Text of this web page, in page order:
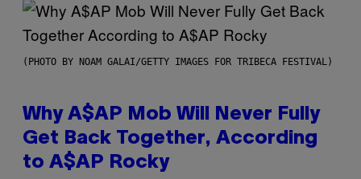
(PHOTO BY NOAM GALAI/GETTY IMAGES FOR TRIBECA FESTIVAL)
Why A$AP Mob Will Never Fully
Get Back Together, According
to A$AP Rocky